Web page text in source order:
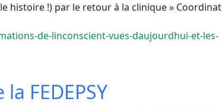
histoire !) par le retour à la clinique »
de-linconscient-vues-daujourdhui-et-les-
FEDEPSY